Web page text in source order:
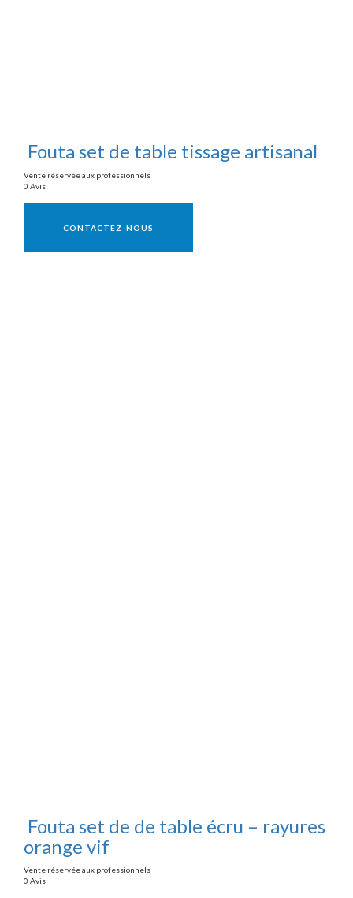
Fouta set de table tissage artisanal
Vente réservée aux professionnels
0 Avis
CONTACTEZ-NOUS
Fouta set de de table écru – rayures
orange vif
Vente réservée aux professionnels
0 Avis